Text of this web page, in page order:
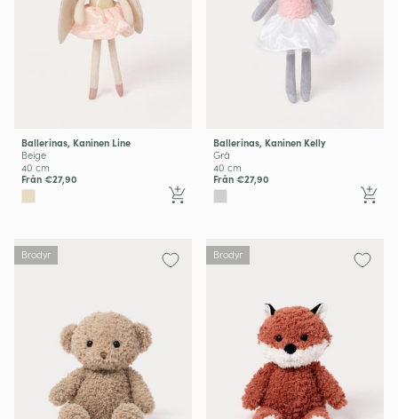
Ballerinas, Kaninen Line
Beige
40 cm
Från €27,90
Ballerinas, Kaninen Kelly
Grå
40 cm
Från €27,90
Brodyr Brodyr